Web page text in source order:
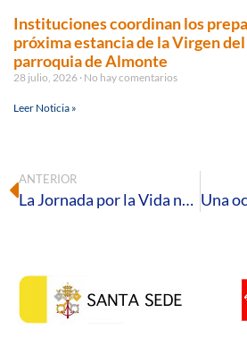
Instituciones coordinan los
próxima estancia de la Virgen
parroquia de Almonte
28 julio, 2026 No hay comentarios
Leer Noticia »
ANTERIOR
La Jornada por la Vida nos invita a sembrar esperanza en medio de esta pandemia